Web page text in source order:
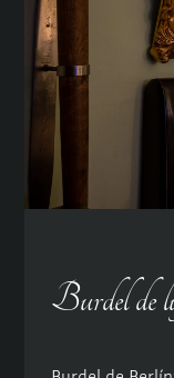
Burdel de